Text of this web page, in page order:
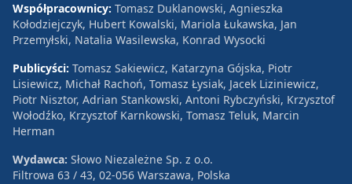
Współpracownicy: Tomasz Duklanowski, Agnieszka
Kołodziejczyk, Hubert Kowalski, Mariola Łukawska, Jan
Przemyłski, Natalia Wasilewska, Konrad Wysocki
Publicyści: Tomasz Sakiewicz, Katarzyna Gójska, Piotr
Lisiewicz, Michał Rachoń, Tomasz Łysiak, Jacek Liziniewicz,
Piotr Nisztor, Adrian Stankowski, Antoni Rybczyński, Krzysztof
Wołodźko, Krzysztof Karnkowski, Tomasz Teluk, Marcin
Herman
Wydawca: Słowo Niezależne Sp. z o.o.
Filtrowa 63 / 43, 02-056 Warszawa, Polska